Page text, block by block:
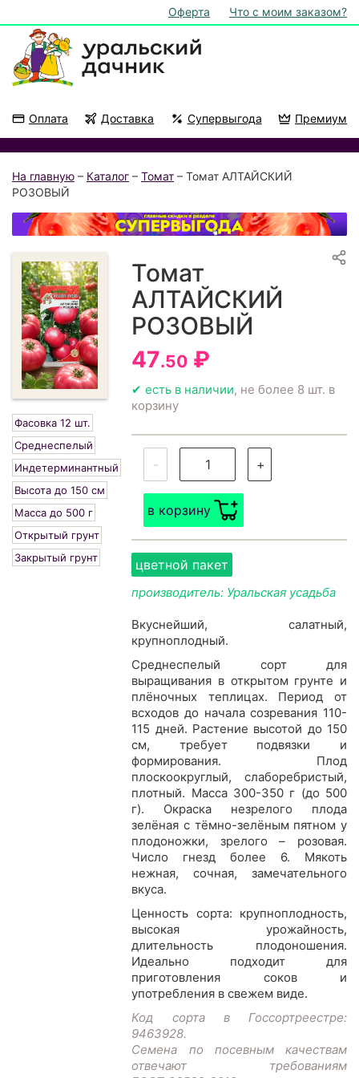
Оферта Что с моим заказом?
Оплата Доставка Супервыгода Премиум
На главную – Каталог – Томат – Томат АЛТАЙСКИЙ
РОЗОВЫЙ
Фасовка 12 шт.
Среднеспелый
Индетерминантный
Высота до 150 см
Масса до 500 г
Открытый грунт
Закрытый грунт
Томат
АЛТАЙСКИЙ
РОЗОВЫЙ
47.50 ₽
✔ есть в наличии, не более 8 шт. в
корзину
- +
в корзину
цветной пакет
производитель: Уральская усадьба
Вкуснейший, салатный,
крупноплодный.
Среднеспелый сорт для
выращивания в открытом грунте и
плёночных теплицах. Период от
всходов до начала созревания 110-
115 дней. Растение высотой до 150
см, требует подвязки и
формирования. Плод
плоскоокруглый, слаборебристый,
плотный. Масса 300-350 г (до 500
г). Окраска незрелого плода
зелёная с тёмно-зелёным пятном у
плодоножки, зрелого – розовая.
Число гнезд более 6. Мякоть
нежная, сочная, замечательного
вкуса.
Ценность сорта: крупноплодность,
высокая урожайность,
длительность плодоношения.
Идеально подходит для
приготовления соков и
употребления в свежем виде.
Код сорта в Госсортреестре:
9463928.
Семена по посевным качествам
отвечают требованиям